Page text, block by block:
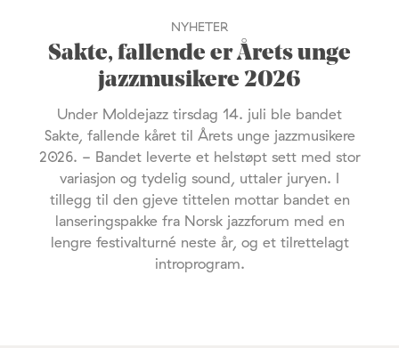
NYHETER
Sakte, fallende er Årets unge
jazzmusikere 2026
Under Moldejazz tirsdag 14. juli ble bandet
Sakte, fallende kåret til Årets unge jazzmusikere
2026. - Bandet leverte et helstøpt sett med stor
variasjon og tydelig sound, uttaler juryen. I
tillegg til den gjeve tittelen mottar bandet en
lanseringspakke fra Norsk jazzforum med en
lengre festivalturné neste år, og et tilrettelagt
introprogram.